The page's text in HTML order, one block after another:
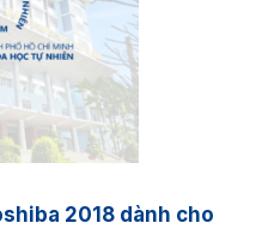
2018 dành cho